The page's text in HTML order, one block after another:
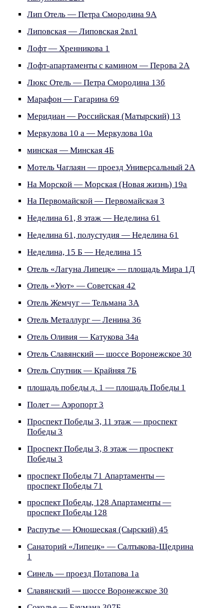
Лип Отель — Петра Смородина 9А
Липовская — Липовская 2вл1
Лофт — Хренникова 1
Лофт-апартаменты с камином — Перова 2А
Люкс Отель — Петра Смородина 13б
Марафон — Гагарина 69
Меридиан — Российская (Матырский) 13
Меркулова 10 а — Меркулова 10а
минская — Минская 4Б
Мотель Чаглаян — проезд Универсальный 2А
На Морской — Морская (Новая жизнь) 19а
На Первомайской — Первомайская 3
Неделина 61, 8 этаж — Неделина 61
Неделина 61, полустудия — Неделина 61
Неделина, 15 Б — Неделина 15
Отель «Лагуна Липецк» — площадь Мира 1Д
Отель «Уют» — Советская 42
Отель Жемчуг — Тельмана 3А
Отель Металлург — Ленина 36
Отель Оливия — Катукова 34а
Отель Славянский — шоссе Воронежское 30
Отель Спутник — Крайняя 7Б
площадь победы д. 1 — площадь Победы 1
Полет — Аэропорт 3
Проспект Победы 3, 11 этаж — проспект
Победы 3
Проспект Победы 3, 8 этаж — проспект
Победы 3
проспект Победы 71 Апартаменты —
проспект Победы 71
проспект Победы, 128 Апартаменты —
проспект Победы 128
Распутье — Юношеская (Сырский) 45
Санаторий «Липецк» — Салтыкова-Щедрина
1
Синель — проезд Потапова 1а
Славянский — шоссе Воронежское 30